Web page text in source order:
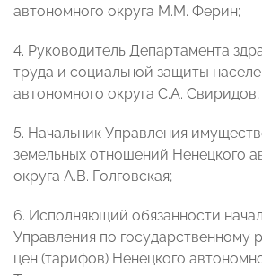
автономного округа М.М. Ферин;
4. Руководитель Департамента
труда и социальной защиты
автономного округа С.А. Свиридов;
5. Начальник Управления
земельных отношений Ненецкого
округа А.В. Голговская;
6. Исполняющий обязанности
Управления по государственному
цен (тарифов) Ненецкого